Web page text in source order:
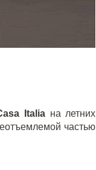
Italia на летних
частью